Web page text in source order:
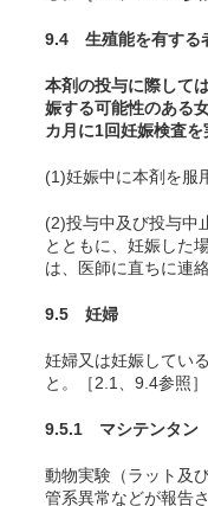
9.4 生殖能を有する
本剤の投与に際して
娠する可能性のある
カ月に1回妊娠検査を
(1)妊娠中に本剤を服
(2)投与中及び投与中
とともに、妊娠した
は、医師に直ちに連
9.5 妊婦
妊婦又は妊娠してい
と。［2.1、9.4参照］
9.5.1 マシテンタン
動物実験（ラット及
管系異常などが報告